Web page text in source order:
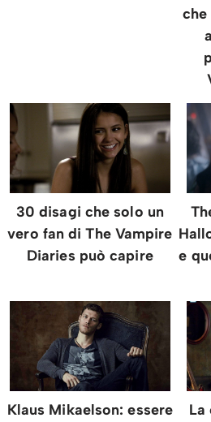
30 disagi che solo un
vero fan di The Vampire
Diaries può capire
e
Klaus Mikaelson: essere
La